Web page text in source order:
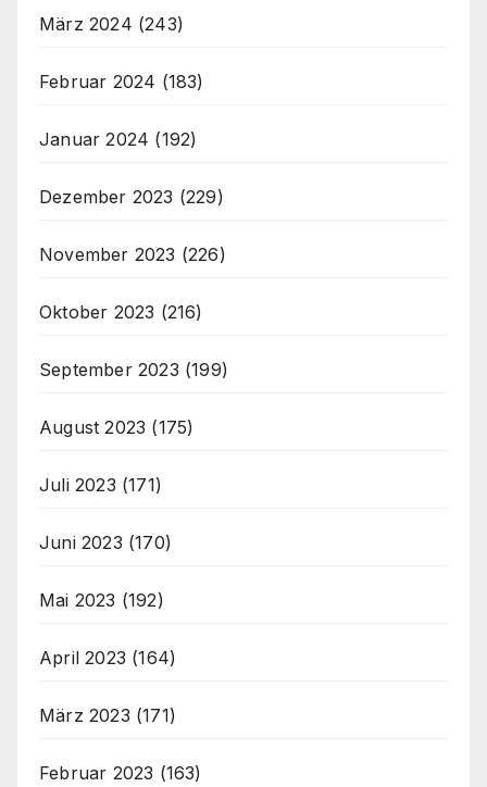
März 2024 (243)
Februar 2024 (183)
Januar 2024 (192)
Dezember 2023 (229)
November 2023 (226)
Oktober 2023 (216)
September 2023 (199)
August 2023 (175)
Juli 2023 (171)
Juni 2023 (170)
Mai 2023 (192)
April 2023 (164)
März 2023 (171)
Februar 2023 (163)